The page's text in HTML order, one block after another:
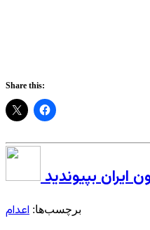
Share this:
ایران بپیوندید
برچسب‌ها: اعدام